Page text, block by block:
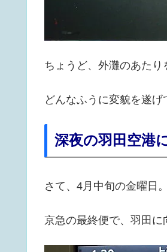
ちょうど、外灘のあたり
どんなふうに変貌を遂げ
深夜の羽田空港
さて、4月中旬の金曜日
京急の最終便で、羽田に